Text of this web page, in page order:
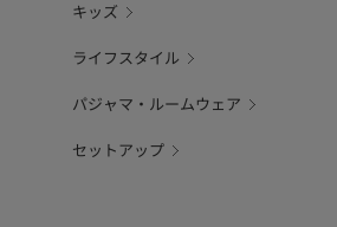
キッズ
ライフスタイル
パジャマ・ルームウェア
セットアップ